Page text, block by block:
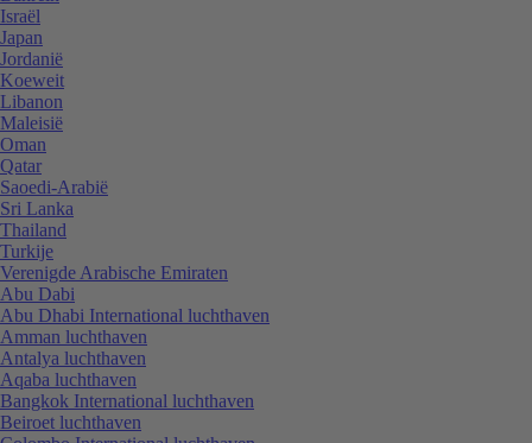
Israël
Japan
Jordanië
Koeweit
Libanon
Maleisië
Oman
Qatar
Saoedi-Arabië
Sri Lanka
Thailand
Turkije
Verenigde Arabische Emiraten
Abu Dabi
Abu Dhabi International luchthaven
Amman luchthaven
Antalya luchthaven
Aqaba luchthaven
Bangkok International luchthaven
Beiroet luchthaven